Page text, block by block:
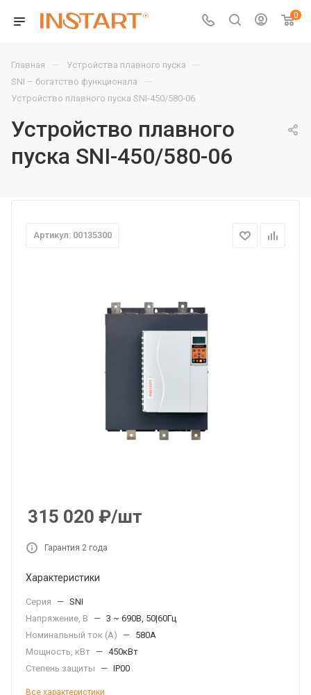
0
Главная — Устройства плавного пуска —
SNI – богатство функционала —
Устройство плавного пуска SNI-450/580-06
Устройство плавного
пуска SNI-450/580-06
Артикул: 00135300
315 020 ₽/шт
Гарантия 2 года
Характеристики
Серия — SNI
Напряжение, В
— 3 ~ 690В, 50|60Гц
Номинальный ток (А)
— 580A
Мощность, кВт — 450кВт
Степень защиты
— IP00
Все характеристики